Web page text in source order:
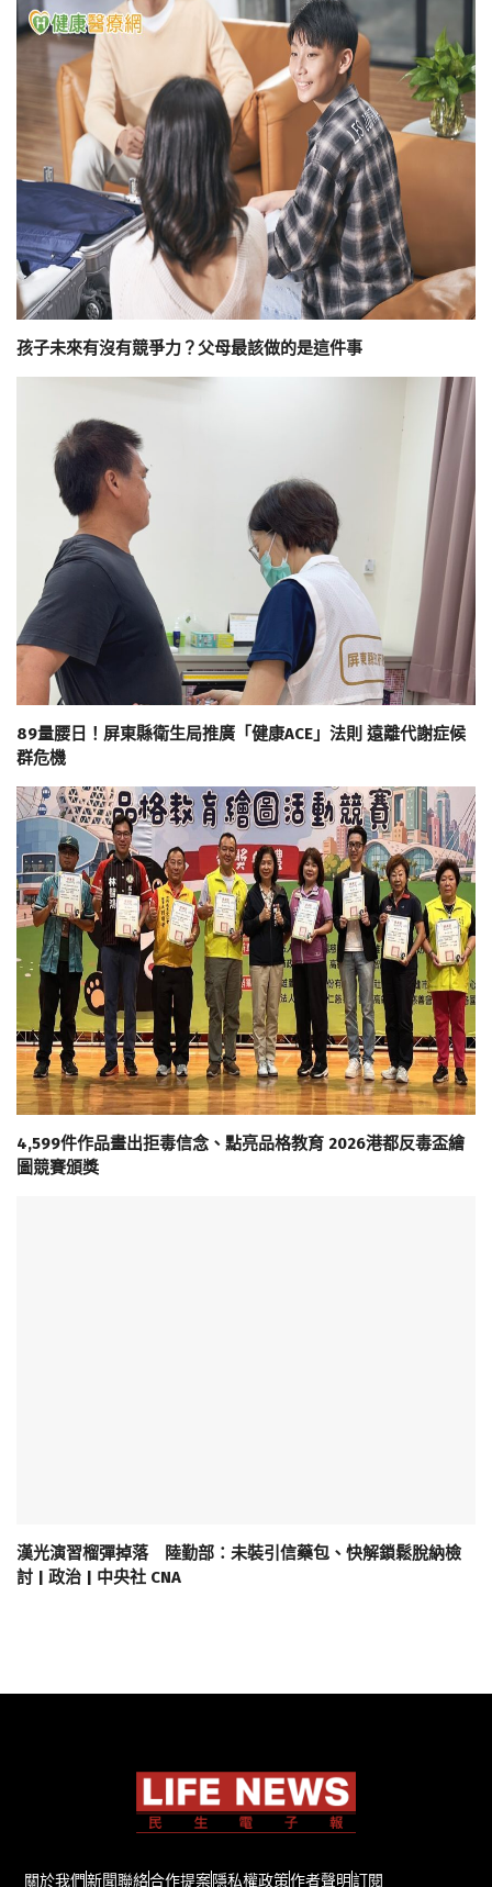
孩子未來有沒有競爭力？父母最該做的是這件事
89量腰日！屏東縣衛生局推廣「健康ACE」法則 遠離代謝症候
群危機
4,599件作品畫出拒毒信念、點亮品格教育 2026港都反毒盃繪
圖競賽頒獎
漢光演習榴彈掉落 陸勤部：未裝引信藥包、快解鎖鬆脫納檢
討 | 政治 | 中央社 CNA
關於我們新聞聯絡合作提案隱私權政策作者聲明訂閱